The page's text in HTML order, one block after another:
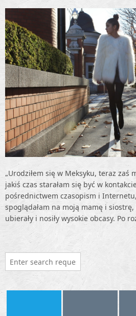
„Urodziłem się w Meksyku, teraz zaś
jakiś czas starałam się być w
pośrednictwem czasopism i
spoglądałam na moją mamę i
ubierały i nosiły wysokie obcasy. Po